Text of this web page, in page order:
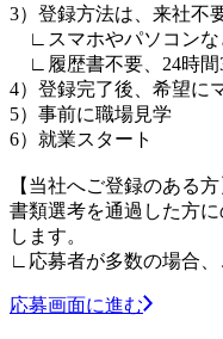
3）登録方法は、来社不
∟スマホやパソコンな
∟履歴書不要、24時間
4）登録完了後、希望に
5）事前に職場見学
6）就業スタート
【当社へご登録のある方
書類選考を通過した方
します。
∟応募者が多数の場合、
応募画面に進む